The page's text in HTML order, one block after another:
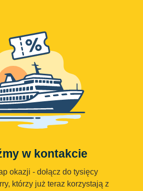
w kontakcie
okazji - dołącz do tysięcy
którzy już teraz korzystają z